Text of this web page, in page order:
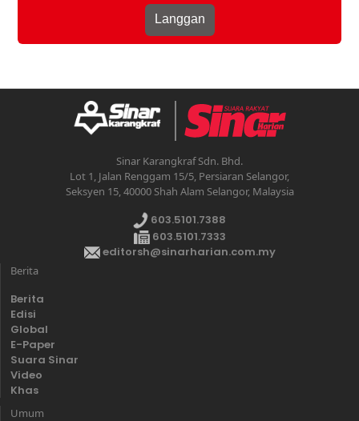
Sinar Karangkraf Sdn. Bhd.
Lot 1, Jalan Renggam 15/5, Persiaran Selangor,
Seksyen 15, 40000 Shah Alam Selangor, Malaysia
603.5101.7388
603.5101.7333
editorsh@sinarharian.com.my
Berita
Berita
Edisi
Global
E-Paper
Suara Sinar
Video
Khas
Umum